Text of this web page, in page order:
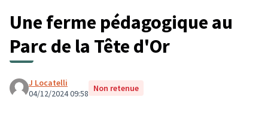
Une ferme pédagogique au
Parc de la Tête d'Or
J Locatelli
04/12/2024 09:58 Non retenue